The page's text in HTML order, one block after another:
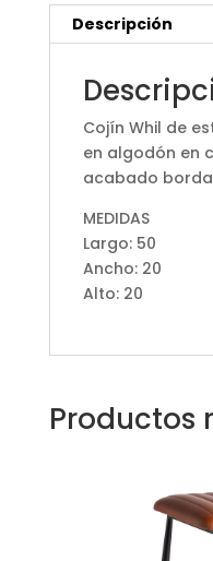
Descripción
Cojín Whil de
en algodón en
acabado
MEDIDAS
Largo: 50
Ancho: 20
Alto: 20
Productos